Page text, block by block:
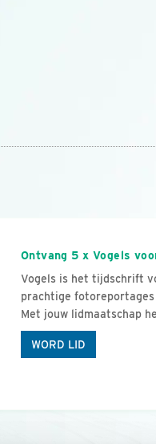
Ontvang 5 x Vogels
Vogels is het tijdschrift
prachtige
Met jouw lidmaatschap
WORD LID